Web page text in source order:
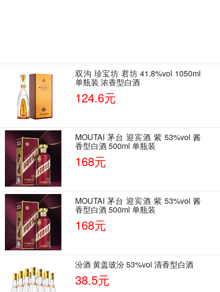
双沟 珍宝坊 君坊 41.8%vol 1050ml
单瓶装 浓香型白酒
124.6元
MOUTAI 茅台 迎宾酒 紫 53%vol 酱
香型白酒 500ml 单瓶装
168元
MOUTAI 茅台 迎宾酒 紫 53%vol 酱
香型白酒 500ml 单瓶装
168元
汾酒 黄盖玻汾 53%vol 清香型白酒
38.5元